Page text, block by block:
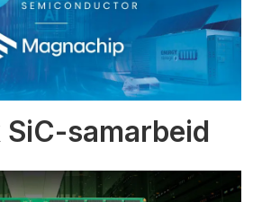
samarbeid